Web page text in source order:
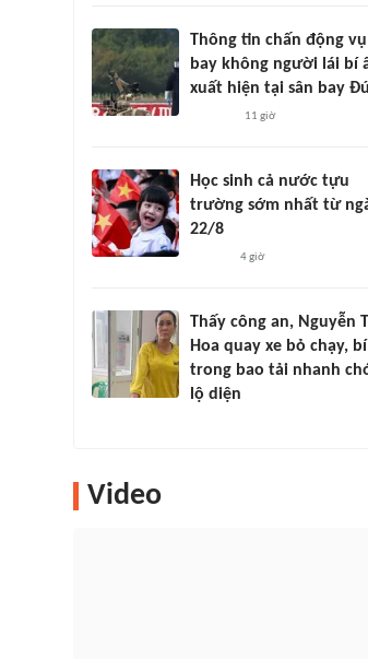
Thông tin chấn động
bay không người lái bí
xuất hiện tại sân bay
11 giờ
Học sinh cả nước tựu
trường sớm nhất từ
22/8
4 giờ
Thấy công an, Nguyễn
Hoa quay xe bỏ chạy,
trong bao tải nhanh
lộ diện
Video